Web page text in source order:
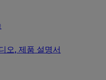
오, 제품 설명서